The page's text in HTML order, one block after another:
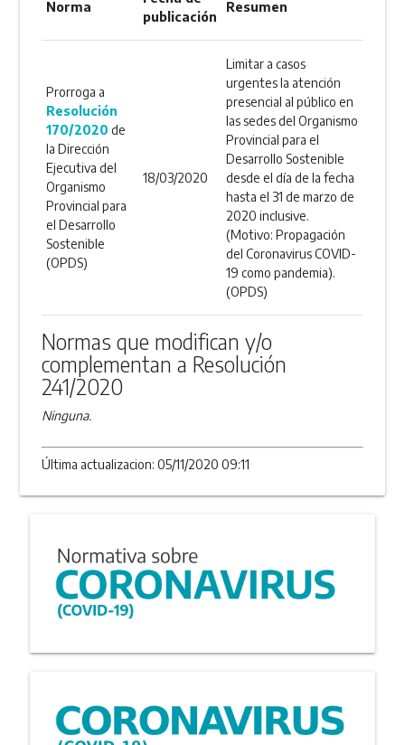
Norma
publicación
Resumen
Prorroga a
Resolución
170/2020 de
la Dirección
Ejecutiva del
Organismo
Provincial para
el Desarrollo
Sostenible
(OPDS)
18/03/2020
Limitar a casos
urgentes la atención
presencial al público en
las sedes del Organismo
Provincial para el
Desarrollo Sostenible
desde el día de la fecha
hasta el 31 de marzo de
2020 inclusive.
(Motivo: Propagación
del Coronavirus COVID-
19 como pandemia).
(OPDS)
Normas que modifican y/o
complementan a Resolución
241/2020
Ninguna.
Última actualizacion: 05/11/2020 09:11